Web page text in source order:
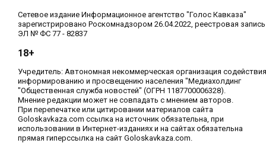
Сетевое издание Информационное агентство "Голос Кавказа"
зарегистрировано Роскомнадзором 26.04.2022, реестровая запись
ЭЛ № ФС 77 - 82837
18+
Учредитель: Автономная некоммерческая организация содействия
информированию и просвещению населения "Медиахолдинг
"Общественная служба новостей" (ОГРН 1187700006328).
Мнение редакции может не совпадать с мнением авторов.
При перепечатке или цитировании материалов сайта
Goloskavkaza.com ссылка на источник обязательна, при
использовании в Интернет-изданиях и на сайтах обязательна
прямая гиперссылка на сайт Goloskavkaza.com.